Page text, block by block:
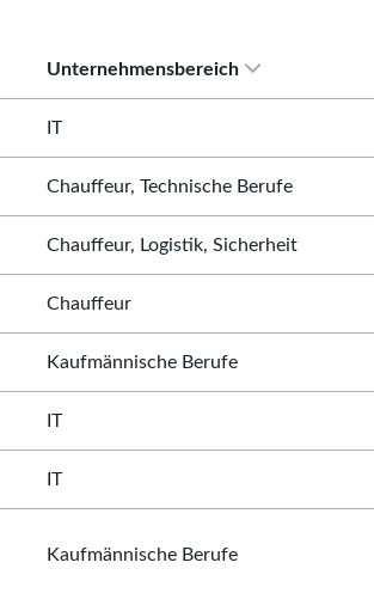
Unternehmensbereich
IT
Chauffeur, Technische Berufe
Chauffeur, Logistik, Sicherheit
Chauffeur
Kaufmännische Berufe
IT
IT
Kaufmännische Berufe